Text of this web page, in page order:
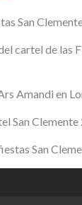
San
cartel de las
Amandi en
San
San